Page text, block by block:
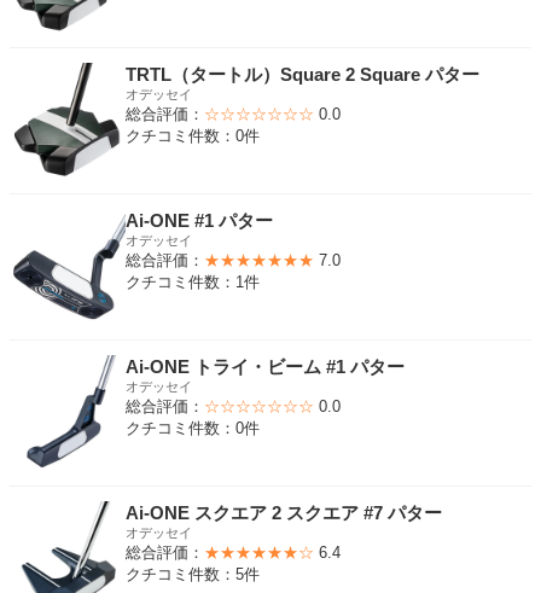
TRTL（タートル）Square 2 Square パター
オデッセイ
総合評価： ☆☆☆☆☆☆☆ 0.0
クチコミ件数：0件
Ai-ONE #1 パター
オデッセイ
総合評価： ★★★★★★★ 7.0
クチコミ件数：1件
Ai-ONE トライ・ビーム #1 パター
オデッセイ
総合評価： ☆☆☆☆☆☆☆ 0.0
クチコミ件数：0件
Ai-ONE スクエア 2 スクエア #7 パター
オデッセイ
総合評価： ★★★★★★☆ 6.4
クチコミ件数：5件